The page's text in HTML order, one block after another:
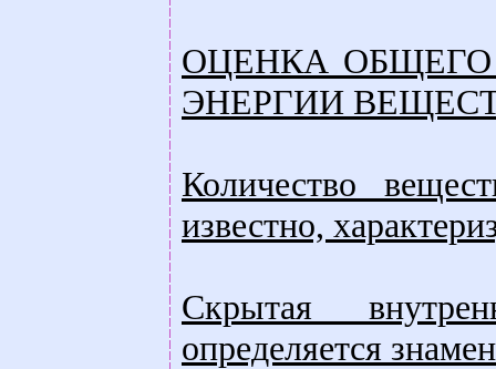
ОЦЕНКА
ЭНЕРГИИ
Количество
известно,
Скрытая
определяется